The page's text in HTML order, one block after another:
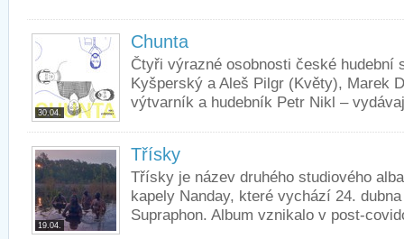
30.04.
Chunta
Čtyři výrazné osobnosti české hudební
Kyšperský a Aleš Pilgr (Květy), Marek
výtvarník a hudebník Petr Nikl –
19.04.
Třísky
Třísky je název druhého studiového
kapely Nanday, které vychází 24.
Supraphon. Album vznikalo v post-